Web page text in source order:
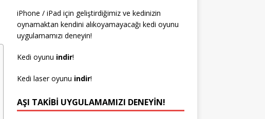
iPhone / iPad için geliştirdiğimiz ve kedinizin
oynamaktan kendini alıkoyamayacağı kedi oyunu
uygulamamızı deneyin!
Kedi oyunu indir!
Kedi laser oyunu indir!
AŞI TAKIBI UYGULAMAMIZI DENEYIN!